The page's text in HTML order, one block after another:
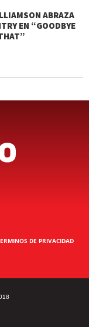
ABRAZA
EN “GOODBYE
DE PRIVACIDAD